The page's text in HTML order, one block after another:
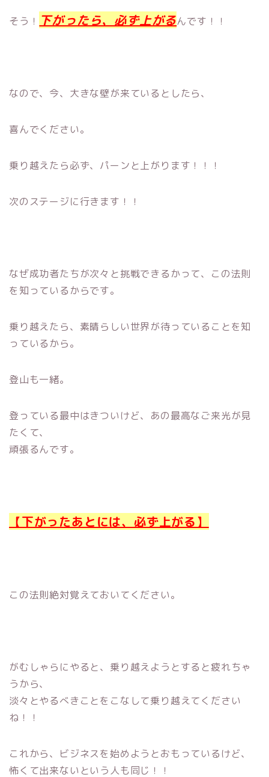
そう！ 下がったら、必ず上がるんです！！
なので、今、大きな壁が来ているとしたら、
喜んでください。
乗り越えたら必ず、パーンと上がります！！！
次のステージに行きます！！
なぜ成功者たちが次々と挑戦できるかって、この法則
を知っているからです。
乗り越えたら、素晴らしい世界が待っていることを知
っているから。
登山も一緒。
登っている最中はきついけど、あの最高なご来光が見
たくて、
頑張るんです。
【下がったあとには、必ず上がる】
この法則絶対覚えておいてください。
がむしゃらにやると、乗り越えようとすると疲れちゃ
うから、
淡々とやるべきことをこなして乗り越えてください
ね！！
これから、ビジネスを始めようとおもっているけど、
怖くて出来ないという人も同じ！！